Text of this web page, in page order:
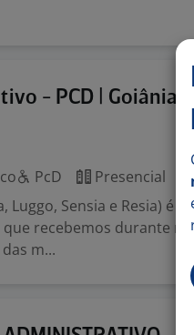
- PCD | Goiânia
PcD
Presencial
Luggo, Sensia e Resia) é
recebemos durante
m...